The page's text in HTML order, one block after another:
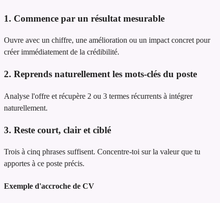
1. Commence par un résultat mesurable
Ouvre avec un chiffre, une amélioration ou un impact concret pour
créer immédiatement de la crédibilité.
2. Reprends naturellement les mots-clés du poste
Analyse l'offre et récupère 2 ou 3 termes récurrents à intégrer
naturellement.
3. Reste court, clair et ciblé
Trois à cinq phrases suffisent. Concentre-toi sur la valeur que tu
apportes à ce poste précis.
Exemple d'accroche de CV